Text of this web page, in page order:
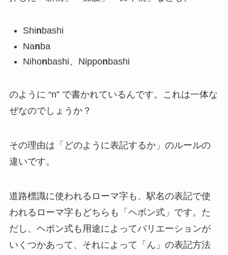
Shinbashi
Nanba
Nihonbashi、Nipponbashi
のように “n” で書かれているんです。これは一体な
ぜなのでしょうか？
その理由は「どのように表記するか」のルールの
違いです。
道路標識に使われるローマ字も、駅名の表記で使
われるローマ字もどちらも「ヘボン式」です。た
だし、ヘボン式も用途によってバリエーションが
いくつかあって、それによって「ん」の表記方法